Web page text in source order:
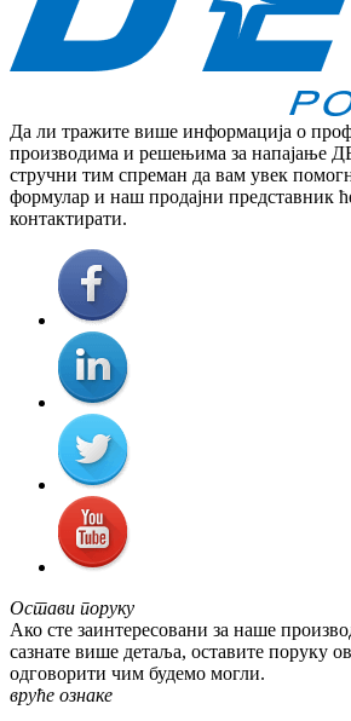
Да ли тражите више информација о
производима и решењима за напајање
стручни тим спреман да вам увек
формулар и наш продајни представник
контактирати.
Остави поруку
Ако сте заинтересовани за наше
сазнате више детаља, оставите поруку
одговорити чим будемо могли.
вруће ознаке